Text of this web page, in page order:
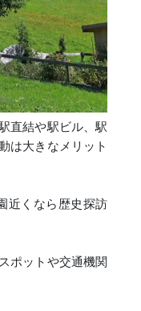
直結や駅ビル、駅
は大きなメリット
近くなら歴史探訪
ポットや交通機関